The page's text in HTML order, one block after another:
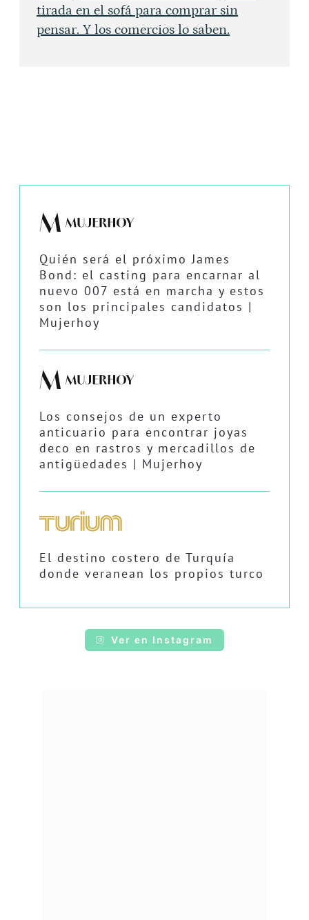
tirada en el sofá para comprar sin
pensar. Y los comercios lo saben.
Quién será el próximo James
Bond: el casting para encarnar al
nuevo 007 está en marcha y estos
son los principales candidatos |
Mujerhoy
Los consejos de un experto
anticuario para encontrar joyas
deco en rastros y mercadillos de
antigüedades | Mujerhoy
El destino costero de Turquía
donde veranean los propios turco
Ver en Instagram